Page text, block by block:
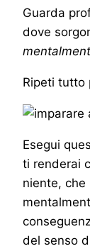
Guarda
dove
Ripeti tutto
Esegui
ti renderai
niente,
del senso